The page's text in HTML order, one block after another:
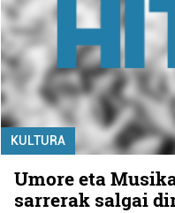
KULTURA
Umore eta
sarrerak salgai